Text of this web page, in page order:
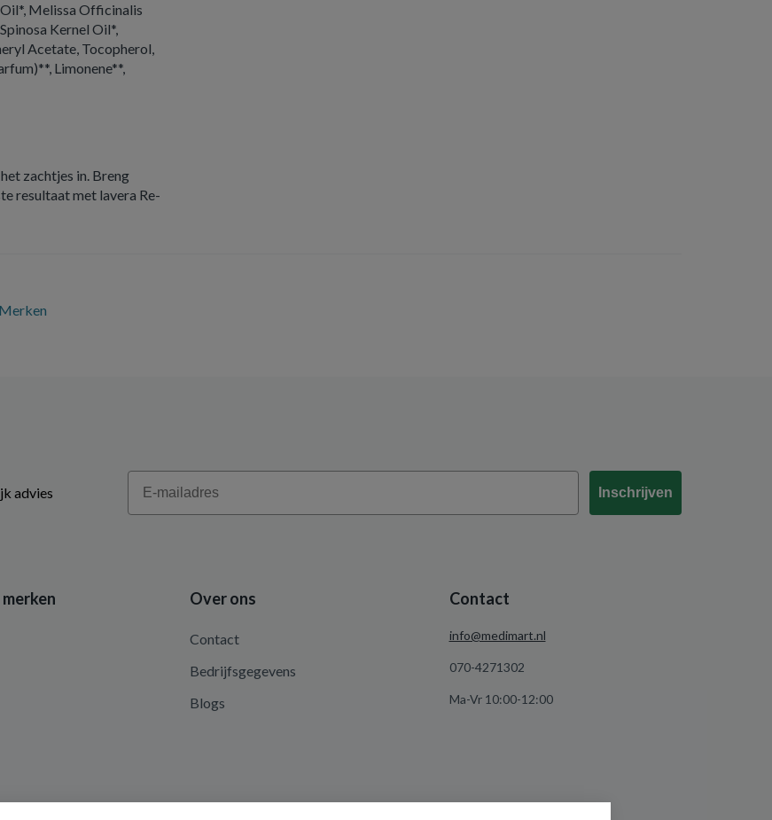
Melissa Officinalis
Kernel Oil*,
Acetate, Tocopherol,
Limonene**,
zachtjes in. Breng
resultaat met lavera Re-
Merken
advies
Email
Inschrijven
Over ons
Contact
Bedrijfsgegevens
Blogs
Contact
info@medimart.nl
070-4271302
Ma-Vr 10:00-12:00